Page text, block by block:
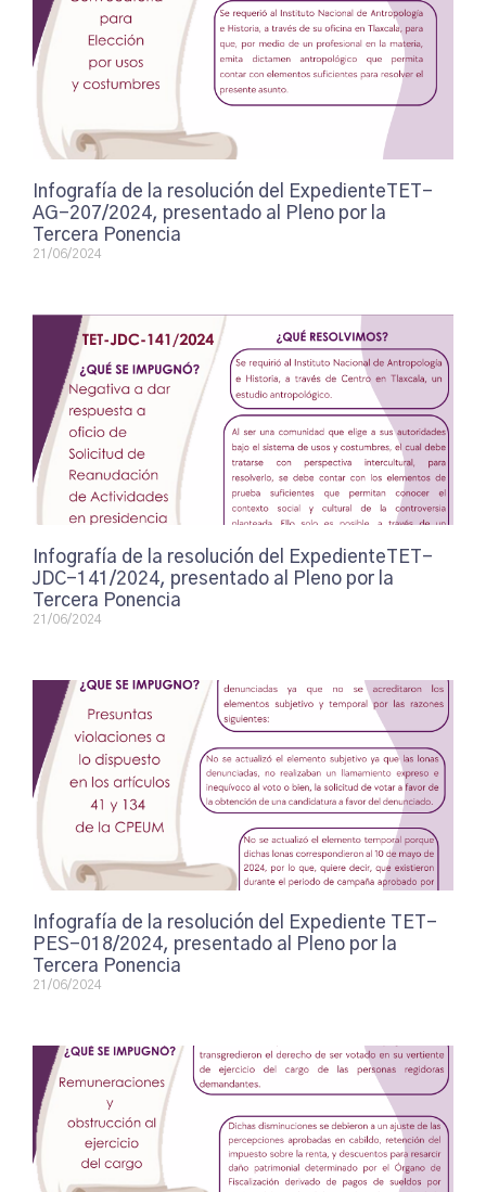
Infografía de la resolución del ExpedienteTET-
AG-207/2024, presentado al Pleno por la
Tercera Ponencia
21/06/2024
Infografía de la resolución del ExpedienteTET-
JDC-141/2024, presentado al Pleno por la
Tercera Ponencia
21/06/2024
Infografía de la resolución del Expediente TET-
PES-018/2024, presentado al Pleno por la
Tercera Ponencia
21/06/2024